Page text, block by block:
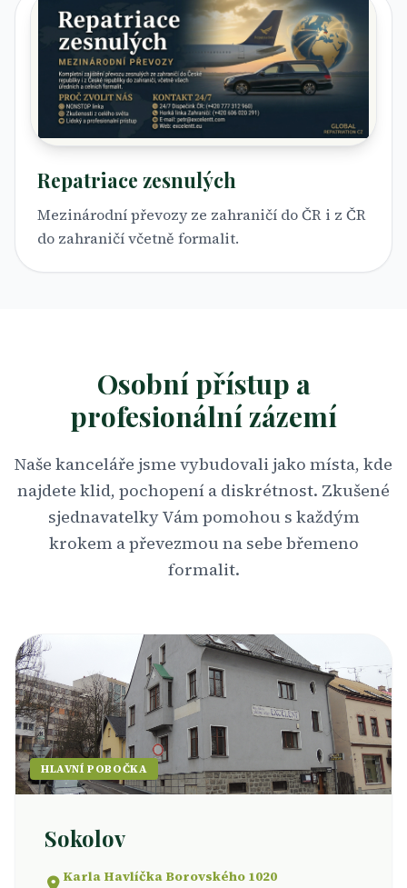
Repatriace zesnulých
Mezinárodní převozy ze zahraničí do ČR i z ČR
do zahraničí včetně formalit.
Osobní přístup a
profesionální zázemí
Naše kanceláře jsme vybudovali jako místa, kde
najdete klid, pochopení a diskrétnost. Zkušené
sjednavatelky Vám pomohou s každým
krokem a převezmou na sebe břemeno
formalit.
HLAVNÍ POBOČKA
Sokolov
Karla Havlíčka Borovského 1020